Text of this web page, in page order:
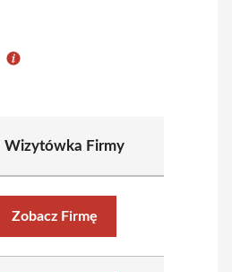
Wizytówka Firmy
Zobacz Firmę